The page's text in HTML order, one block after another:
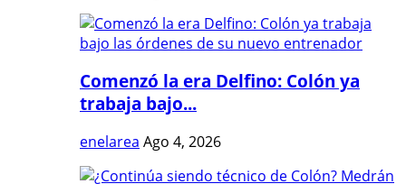
Comenzó la era Delfino: Colón ya
trabaja bajo...
enelarea Ago 4, 2026